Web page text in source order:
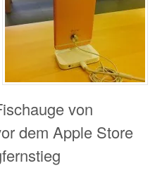
von
dem Apple Store